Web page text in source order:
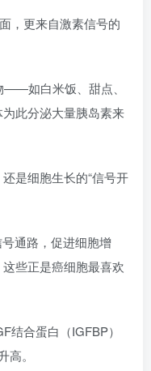
，更来自激素信号的
——如白米饭、甜点、
此分泌大量胰岛素来
是细胞生长的“信号开
通路，促进细胞增
些正是癌细胞最喜欢
结合蛋白（IGFBP）
。